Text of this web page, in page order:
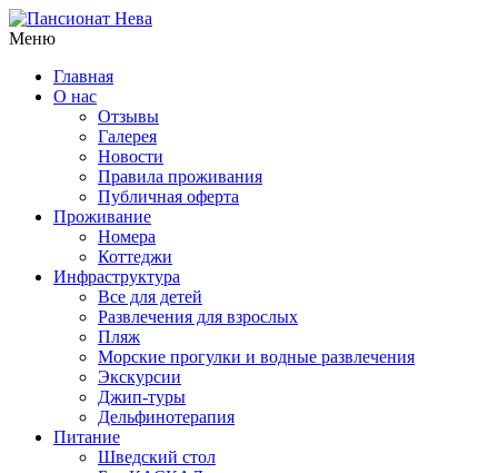
Меню
Главная
О нас
Отзывы
Галерея
Новости
Правила проживания
Публичная оферта
Проживание
Номера
Коттеджи
Инфраструктура
Все для детей
Развлечения для взрослых
Пляж
Морские прогулки и водные развлечения
Экскурсии
Джип-туры
Дельфинотерапия
Питание
Шведский стол